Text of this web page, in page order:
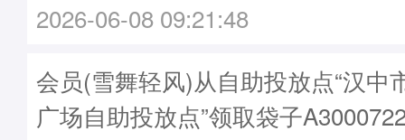
2026-06-08 09:21:48
会员(雪舞轻风)从自助投放点“汉中
广场自助投放点”领取袋子